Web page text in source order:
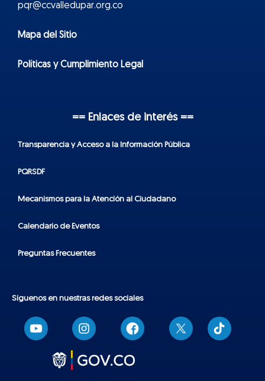
pqr@ccvalledupar.org.co
Mapa del Sitio
Políticas y Cumplimiento Legal
== Enlaces de interés ==
Transparencia y Acceso a la Información Pública
PQRSDF
Mecanismos para la Atención al Ciudadano
Calendario de Eventos
Preguntas Frecuentes
Síguenos en nuestras redes sociales
T
i
k